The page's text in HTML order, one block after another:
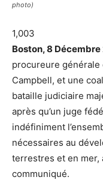
photo)
1,003
Boston, 8
procureure générale
Campbell, et une
bataille judiciaire
après qu’un juge
indéfiniment
nécessaires au
terrestres et en mer,
communiqué.